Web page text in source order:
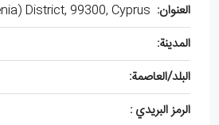
العنوان: District, 99300, Cyprus
المدينة:
البلد/العاصمة:
الرمز البريدي :